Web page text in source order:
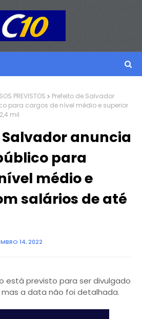
PREVISTOS
Prefeito de Salvador
para cargos de nível médio e superior
mil
Salvador anuncia
para
médio e
salários de até
14, 2022
está previsto para ser divulgado
a data não foi detalhada.